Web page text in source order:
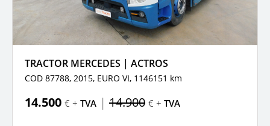
TRACTOR MERCEDES | ACTROS
COD 87788, 2015, EURO VI, 1146151 km
14.500 € + TVA | 14.900 € + TVA